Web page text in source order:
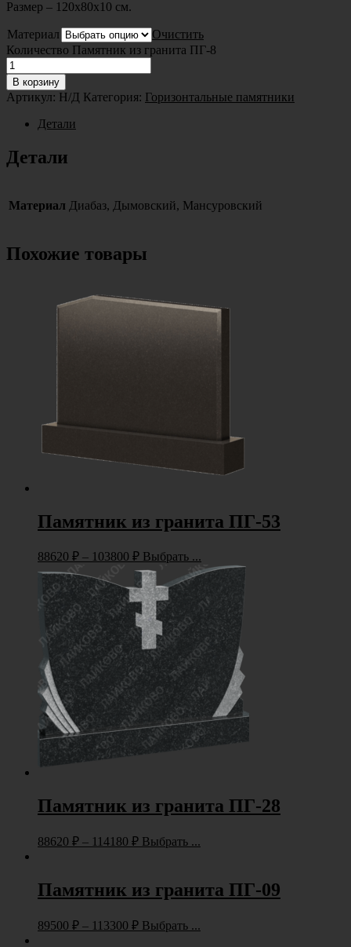
Размер – 120х80х10 см.
Материал
Очистить
Количество Памятник из гранита ПГ-8
В корзину
Артикул: Н/Д Категория: Горизонтальные памятники
Детали
Детали
Материал Диабаз, Дымовский, Мансуровский
Похожие товары
Памятник из гранита ПГ-53
88620 ₽ – 103800 ₽ Выбрать ...
Памятник из гранита ПГ-28
88620 ₽ – 114180 ₽ Выбрать ...
Памятник из гранита ПГ-09
89500 ₽ – 113300 ₽ Выбрать ...